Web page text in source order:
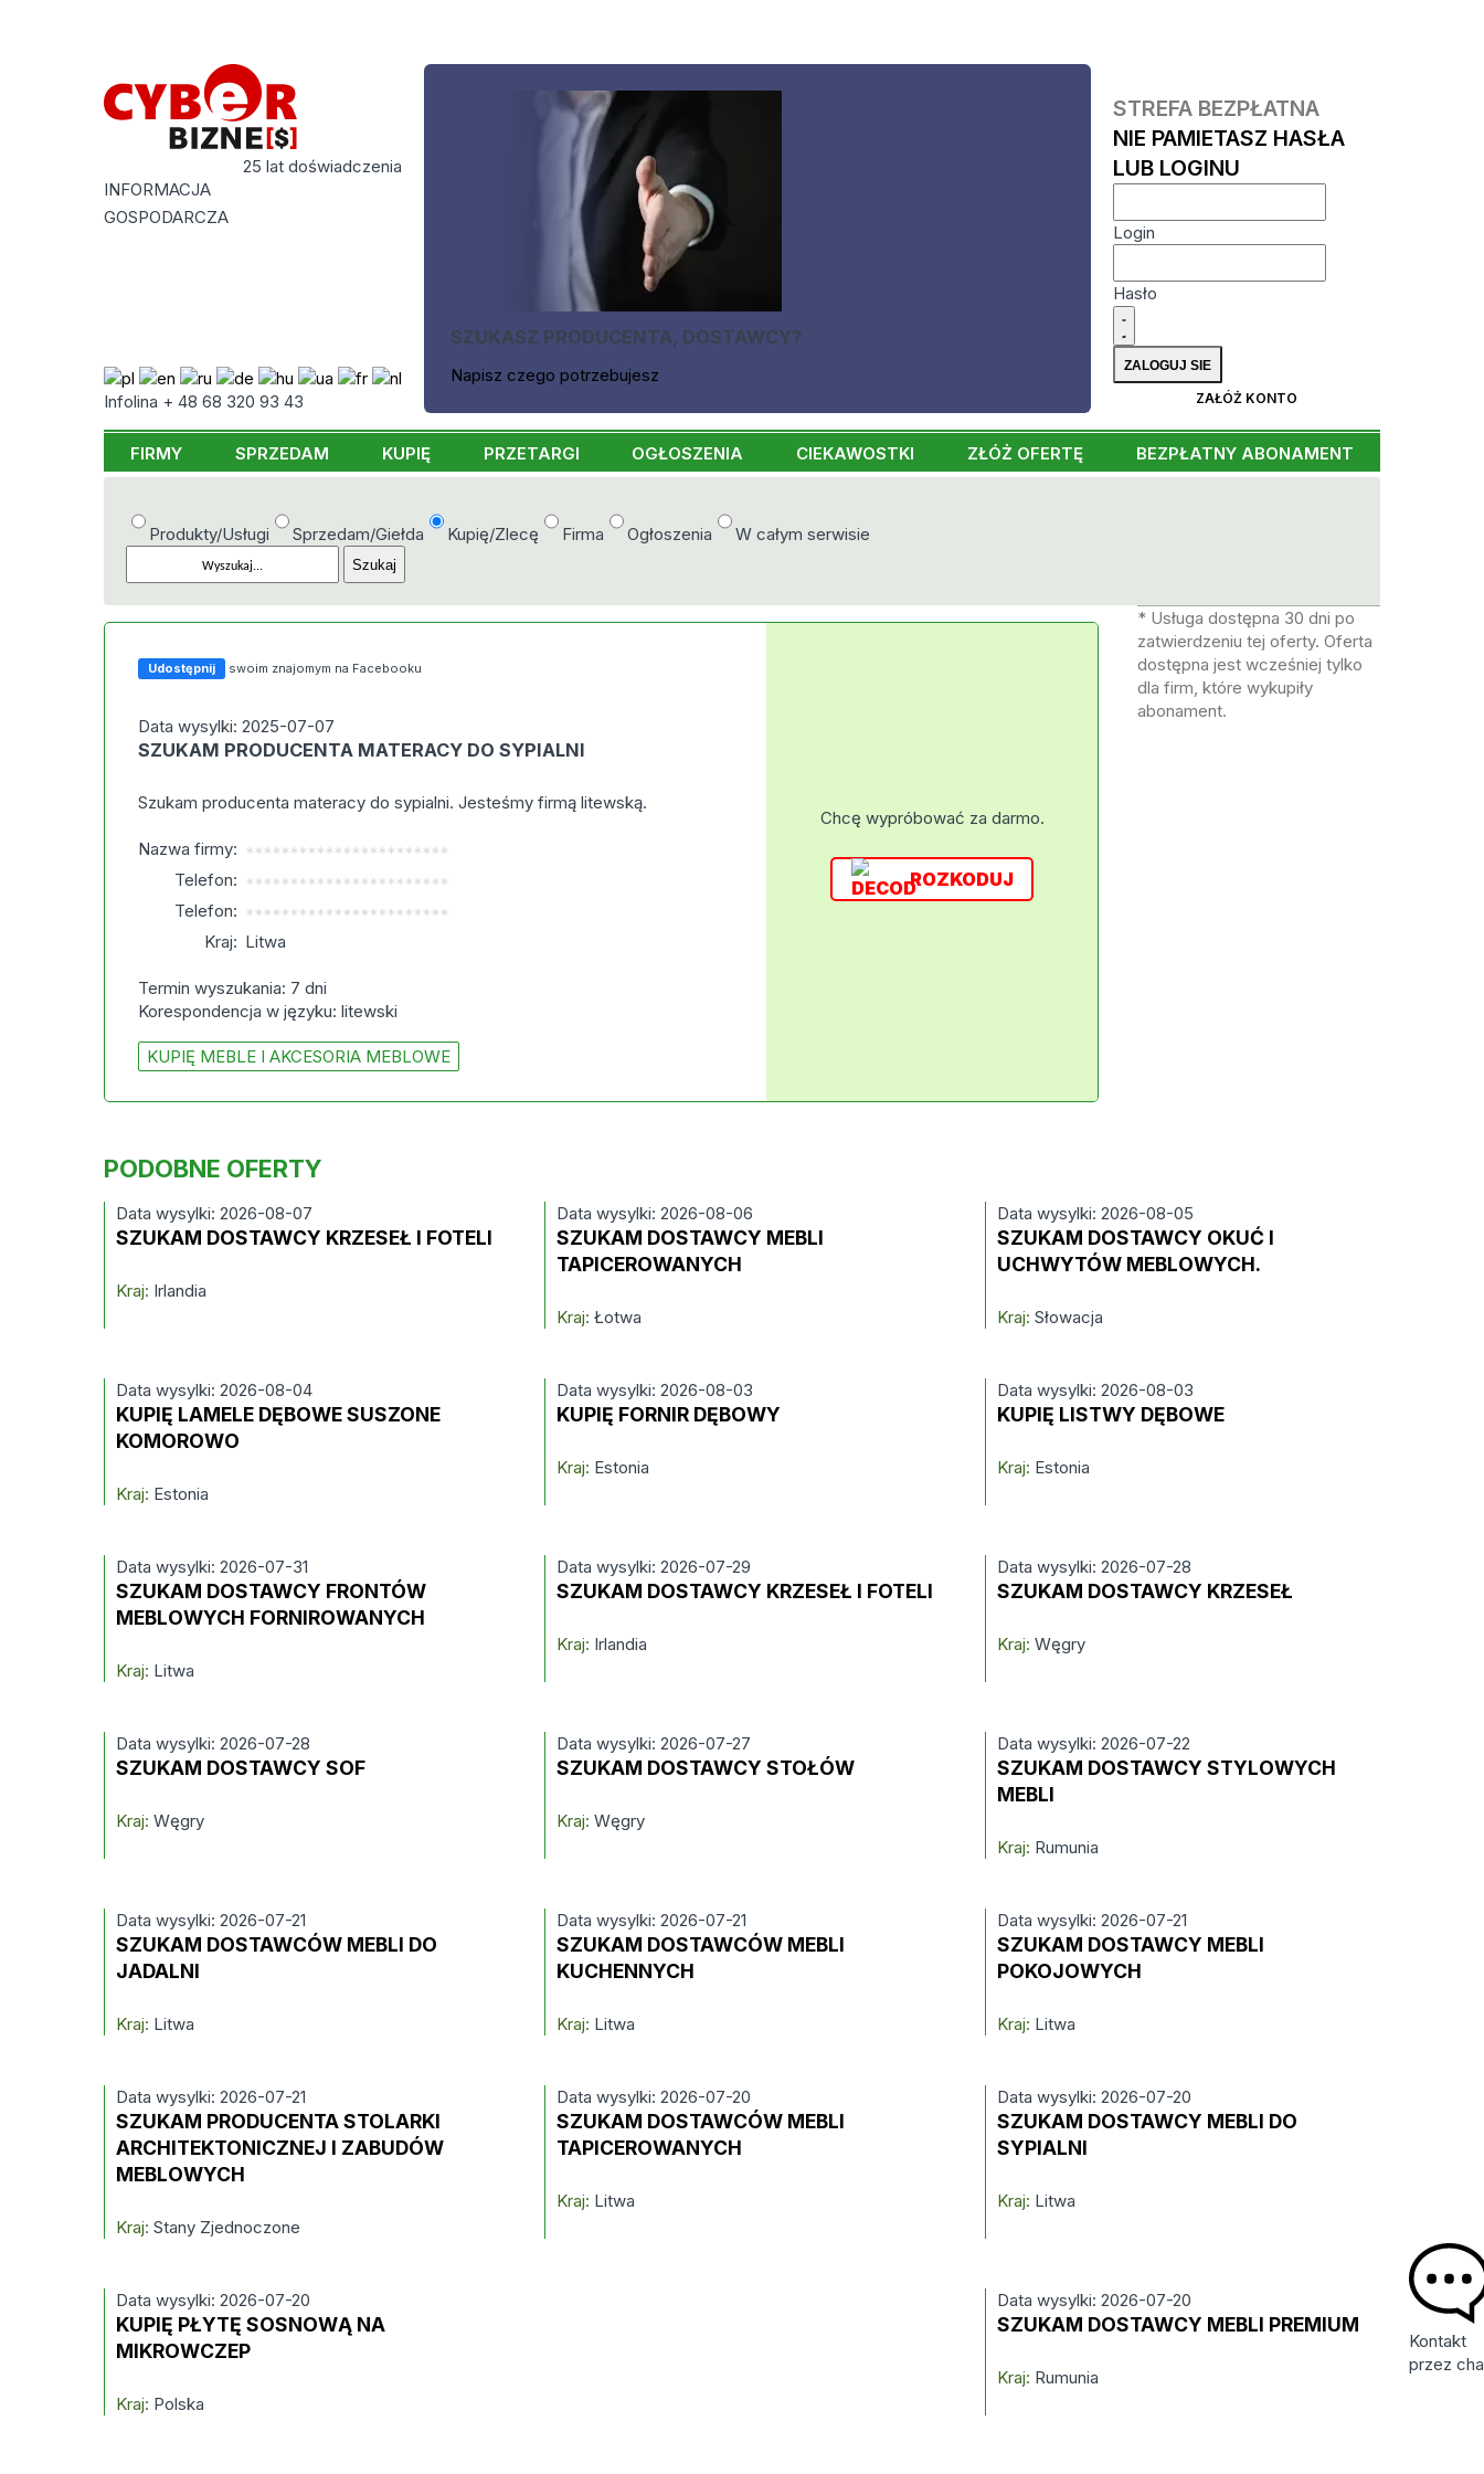
25 lat doświadczenia
INFORMACJA
GOSPODARCZA
Infolina + 48 68 320 93 43
SZUKASZ PRODUCENTA, DOSTAWCY?
Napisz czego potrzebujesz
STREFA BEZPŁATNA
NIE PAMIETASZ HASŁA
LUB LOGINU
Login
Hasło
ZAŁÓŻ KONTO
FIRMY SPRZEDAM KUPIĘ PRZETARGI OGŁOSZENIA CIEKAWOSTKI ZŁÓŻ OFERTĘ BEZPŁATNY ABONAMENT
Produkty/Usługi Sprzedam/Giełda Kupię/Zlecę Firma Ogłoszenia W całym serwisie
Udostępnij swoim znajomym na Facebooku
Data wysylki: 2025-07-07
SZUKAM PRODUCENTA MATERACY DO SYPIALNI
Szukam producenta materacy do sypialni. Jesteśmy firmą litewską.
Nazwa firmy: ***********************
Telefon: ***********************
Telefon: ***********************
Kraj: Litwa
Termin wyszukania: 7 dni
Korespondencja w języku: litewski
KUPIĘ MEBLE I AKCESORIA MEBLOWE
Chcę wypróbować za darmo.
ROZKODUJ
* Usługa dostępna 30 dni po
zatwierdzeniu tej oferty. Oferta
dostępna jest wcześniej tylko
dla firm, które wykupiły
abonament.
PODOBNE OFERTY
Data wysylki: 2026-08-07
SZUKAM DOSTAWCY KRZESEŁ I FOTELI
Kraj: Irlandia
Data wysylki: 2026-08-06
SZUKAM DOSTAWCY MEBLI
TAPICEROWANYCH
Kraj: Łotwa
Data wysylki: 2026-08-05
SZUKAM DOSTAWCY OKUĆ I
UCHWYTÓW MEBLOWYCH.
Kraj: Słowacja
Data wysylki: 2026-08-04
KUPIĘ LAMELE DĘBOWE SUSZONE
KOMOROWO
Kraj: Estonia
Data wysylki: 2026-08-03
KUPIĘ FORNIR DĘBOWY
Kraj: Estonia
Data wysylki: 2026-08-03
KUPIĘ LISTWY DĘBOWE
Kraj: Estonia
Data wysylki: 2026-07-31
SZUKAM DOSTAWCY FRONTÓW
MEBLOWYCH FORNIROWANYCH
Kraj: Litwa
Data wysylki: 2026-07-29
SZUKAM DOSTAWCY KRZESEŁ I FOTELI
Kraj: Irlandia
Data wysylki: 2026-07-28
SZUKAM DOSTAWCY KRZESEŁ
Kraj: Węgry
Data wysylki: 2026-07-28
SZUKAM DOSTAWCY SOF
Kraj: Węgry
Data wysylki: 2026-07-27
SZUKAM DOSTAWCY STOŁÓW
Kraj: Węgry
Data wysylki: 2026-07-22
SZUKAM DOSTAWCY STYLOWYCH
MEBLI
Kraj: Rumunia
Data wysylki: 2026-07-21
SZUKAM DOSTAWCÓW MEBLI DO
JADALNI
Kraj: Litwa
Data wysylki: 2026-07-21
SZUKAM DOSTAWCÓW MEBLI
KUCHENNYCH
Kraj: Litwa
Data wysylki: 2026-07-21
SZUKAM DOSTAWCY MEBLI
POKOJOWYCH
Kraj: Litwa
Data wysylki: 2026-07-21
SZUKAM PRODUCENTA STOLARKI
ARCHITEKTONICZNEJ I ZABUDÓW
MEBLOWYCH
Kraj: Stany Zjednoczone
Data wysylki: 2026-07-20
SZUKAM DOSTAWCÓW MEBLI
TAPICEROWANYCH
Kraj: Litwa
Data wysylki: 2026-07-20
SZUKAM DOSTAWCY MEBLI DO
SYPIALNI
Kraj: Litwa
Data wysylki: 2026-07-20
KUPIĘ PŁYTĘ SOSNOWĄ NA
MIKROWCZEP
Kraj: Polska
Data wysylki: 2026-07-20
SZUKAM DOSTAWCY MEBLI PREMIUM
Kraj: Rumunia
Kontakt
przez